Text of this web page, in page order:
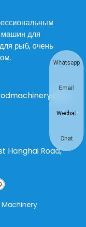
машин для
рыб, очень
Hanghai Road,
Machinery
Whatsapp
Email
Wechat
Chat